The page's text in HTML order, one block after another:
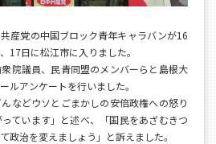
産党の中国ブロック青年キャラバンが16
17日に松江市に入りました。
院議員、民青同盟のメンバーらと島根大
ルアンケートを行いました。
などウソとごまかしの安倍政権への怒り
ています」と述べ、「国民をあざむきつ
政治を変えましょう」と訴えました。